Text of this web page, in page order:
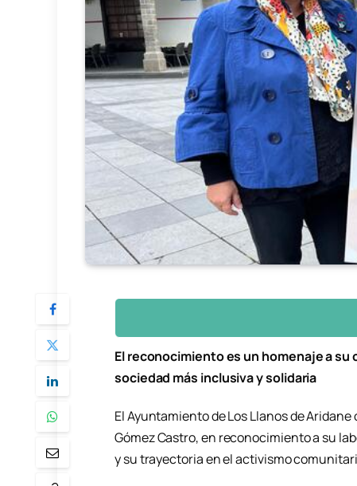
El reconocimiento es un homenaje a
sociedad más inclusiva y solidaria
El Ayuntamiento de Los Llanos de
Gómez Castro, en reconocimiento a su
y su trayectoria en el activismo